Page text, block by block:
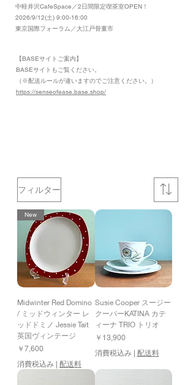
​中軽井沢CafeSpace／2日間限定喫茶室OPEN！
2026/9/12(土) 9:00-16:00
東京国際フォーラム／大江戸骨董市
【BASEサイトご案内】
​BASEサイトもご覧ください。
（※配送ルールが違いますのでご注意ください。）
https://senseofease.base.shop/
フィルター
New
Midwinter Red Domino
/ ミッドウィンター レ
ッドドミノ Jessie Tait
英国ヴィンテージ
価格
￥7,600
消費税込み | 配送料
Susie Cooper スージー
クーパーKATINA カテ
ィーナ TRIO トリオ
価格
￥13,900
消費税込み| 配送料